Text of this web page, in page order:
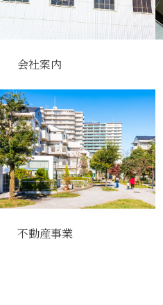
仕様
オートロック TVインター
エアコン設備 シャンプー
ドレッサー
ウォシュレット 室内物干
し器具
各戸無料高速インターネッ
ト 宅配BOX
設計
日成建設(株)一級建築士事務
所
②紫外線や花粉、塵やほこり、黄
砂などの汚れから愛車を守る
天候に左右されず雨の日でも快適
そんな大注目のガレージハウス見
学のチャンス！
日時：2025年8月23日(土)～8月24
日(日)10：00～16：00
場所：静岡県静岡市駿河区池田
会社案内
不動産事業